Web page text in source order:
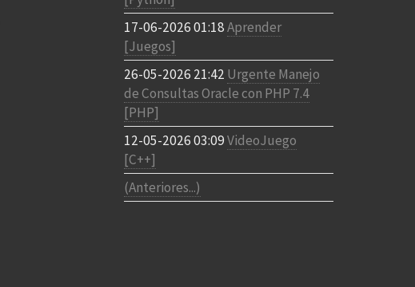
17-06-2026 01:18Aprender
[Juegos]
26-05-2026 21:42 Urgente Manejo
de Consultas Oracle con PHP 7.4
[PHP]
12-05-2026 03:09VideoJuego
[C++]
(Anteriores...)